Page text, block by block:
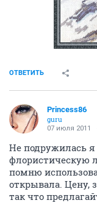
ОТВЕТИТЬ
Princess86
guru
07 июля 2011
Не подружилась
флористическую
помню
открывала. Цену,
так что